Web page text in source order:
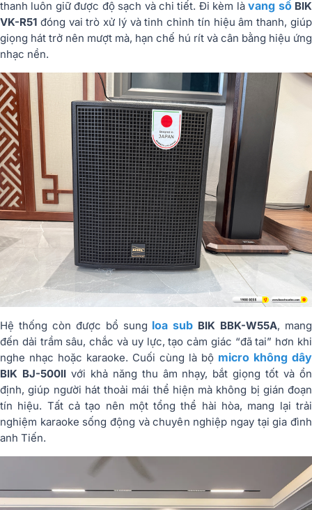
thanh luôn giữ được độ sạch và chi tiết. Đi kèm làvang sốBIK
VK-R51 đóng vai trò xử lý và tinh chỉnh tín hiệu âm thanh, giúp
giọng hát trở nên mượt mà, hạn chế hú rít và cân bằng hiệu ứng
nhạc nền.
Hệ thống còn được bổ sung loa sub BIK BBK-W55A, mang
đến dải trầm sâu, chắc và uy lực, tạo cảm giác “đã tai” hơn khi
nghe nhạc hoặc karaoke. Cuối cùng là bộ micro không dây
BIK BJ-500IIvới khả năng thu âm nhạy, bắt giọng tốt và ổn
định, giúp người hát thoải mái thể hiện mà không bị gián đoạn
tín hiệu. Tất cả tạo nên một tổng thể hài hòa, mang lại trải
nghiệm karaoke sống động và chuyên nghiệp ngay tại gia đình
anh Tiến.